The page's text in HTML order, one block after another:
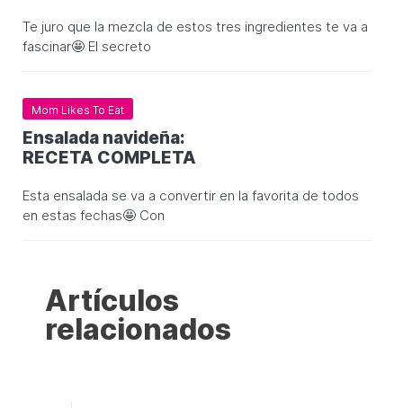
Te juro que la mezcla de estos tres ingredientes te va a
fascinar🤩 El secreto
Mom Likes To Eat
Ensalada navideña:
RECETA COMPLETA
Esta ensalada se va a convertir en la favorita de todos
en estas fechas🤩 Con
Artículos
relacionados